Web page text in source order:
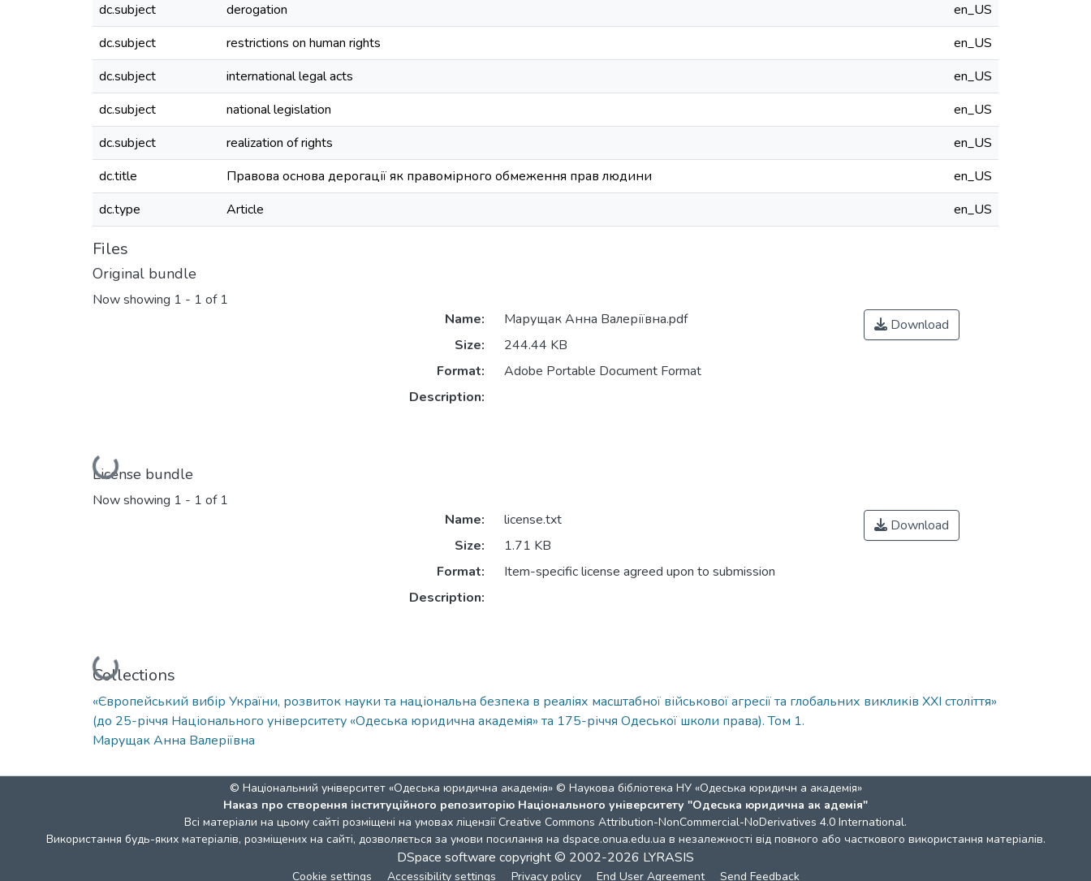
dc.subject
derogation
en_US
dc.subject
restrictions on human rights
en_US
dc.subject
international legal acts
en_US
dc.subject
national legislation
en_US
dc.subject
realization of rights
en_US
dc.title
Правова основа дерогації як правомірного обмеження прав людини
en_US
dc.type
Article en_US
Files
Original bundle
Now showing 1 - 1 of 1
Loading...
Name:
Марущак Анна Валеріївна.pdf
Size:
244.44 KB
Format:
Adobe Portable Document Format
Description:
Download
License bundle
Now showing 1 - 1 of 1
Loading...
Name:
license.txt
Size:
1.71 KB
Format:
Item-specific license agreed upon to submission
Description:
Download
Collections
«Європейський вибір України, розвиток науки та національна безпека в реаліях масштабної військової агресії та глобальних викликів ХХІ століття»
(до 25-річчя Національного університету «Одеська юридична академія» та 175-річчя Одеської школи права). Том 1.
Марущак Анна Валеріївна
© Національний університет «Одеська юридична академія» © Наукова бібліотека НУ «Одеська юридичн а академія»
Наказ про створення інституційного репозиторію Національного університету "Одеська юридична ак адемія"
Всі матеріали на цьому сайті розміщені на умовах ліцензії Creative Commons Attribution-NonCommercial-NoDerivatives 4.0 International.
Використання будь-яких матеріалів, розміщених на сайті, дозволяється за умови посилання на dspace.onua.edu.ua в незалежності від повного або часткового використання матеріалів.
DSpace software copyright © 2002-2026 LYRASIS
Cookie settings Accessibility settings Privacy policy End User Agreement Send Feedback